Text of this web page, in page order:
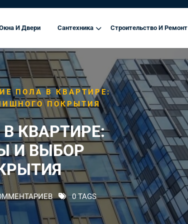
И Двери Сантехника Строительство И Ремонт
ПОЛА В КВАРТИРЕ:
ПОКРЫТИЯ
КВАРТИРЕ:
И ВЫБОР
0 TAGS